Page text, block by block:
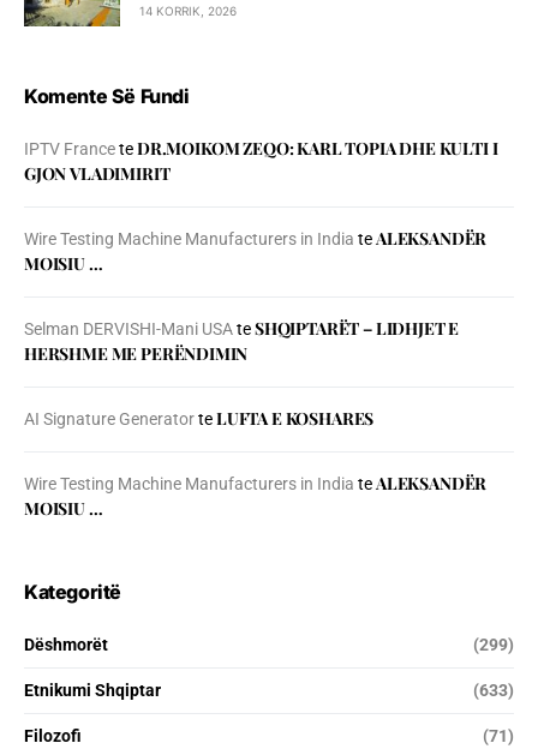
14 KORRIK, 2026
Komente Së Fundi
IPTV FranceteDR.MOIKOM ZEQO: KARL TOPIA DHE KULTI I
GJON VLADIMIRIT
Wire Testing Machine Manufacturers in India teALEKSANDËR
MOISIU …
Selman DERVISHI-Mani USAteSHQIPTARËT – LIDHJET E
HERSHME ME PERËNDIMIN
AI Signature GeneratorteLUFTA E KOSHARES
Wire Testing Machine Manufacturers in India teALEKSANDËR
MOISIU …
Kategoritë
Dëshmorët (299)
Etnikumi Shqiptar (633)
Filozofi (71)